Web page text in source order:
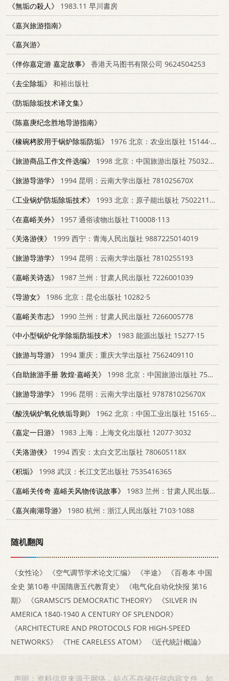
《無垢の殺人》
1983.11 早川書房
《嘉兴旅游指南》
《嘉兴游》
《伴你嘉定游 嘉定故事》
香港天马图书有限公司 9624504253
《去尘除垢》
和裕出版社
《防垢除垢技术译文集》
《陈嘉庚纪念胜地导游指南》
《橡碗栲胶用于锅炉除垢防垢》
1976 北京：农业出版社 15144·517
《旅游商品工作文件选编》
1998 北京：中国旅游出版社 7503215305
《旅游导游学》
1994 昆明：云南大学出版社 781025670X
《工业锅炉防垢除垢技术》
1993 北京：原子能出版社 7502211922
《在嘉峪关外》
1957 通俗读物出版社 T10008·113
《关洛游侠》
1999 西宁：青海人民出版社 9887225014019
《旅游导游学》
1994 昆明：云南大学出版社 7810255193
《嘉峪关诗选》
1987 兰州：甘肃人民出版社 7226001039
《导游女》
1986 北京：昆仑出版社 10282·5
《嘉峪关市志》
1990 兰州：甘肃人民出版社 7266005778
《中小型锅炉化学除垢防垢技术》
1983 能源出版社 15277·15
《旅游与导游》
1994 重庆：重庆大学出版社 7562409110
《自助旅游手册 敦煌·嘉峪关》
1998 北京：中国旅游出版社 7503215771
《旅游导游学》
1996 昆明：云南大学出版社 978781025670X
《酸洗锅炉氧化铁垢导则》
1962 北京：中国工业出版社 15165·1251
《嘉定一日游》
1983 上海：上海文化出版社 12077·3032
《关洛游侠》
1994 西安：太白文艺出版社 780605118X
《积垢》
1998 武汉：长江文艺出版社 7535416365
《嘉峪关传奇 嘉峪关风物传说故事》
1983 兰州：甘肃人民出版社 10096·294
《嘉兴南湖导游》
1980 杭州：浙江人民出版社 7103·1088
随机翻阅
《女性论》 《空气调节学术论文汇编》 《半途》
《百卷本 中国
全史 第10卷 中国隋唐五代教育史》
《电气化自动化快报 第16
期》
《GRAMSCI‘S DEMOCRATIC THEORY》
《SILVER IN
AMERICA 1840-1940 A CENTURY OF SPLENDOR》
《ARCHITECTURE AND PROTOCOLS FOR HIGH-SPEED
NETWORKS》
《THE CARELESS ATOM》 《近代統計概論》
声明：资料信息来源于网络，站点不存储任何内容文件，如